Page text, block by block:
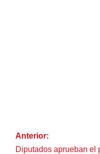
Anterior:
Diputados aprueban el